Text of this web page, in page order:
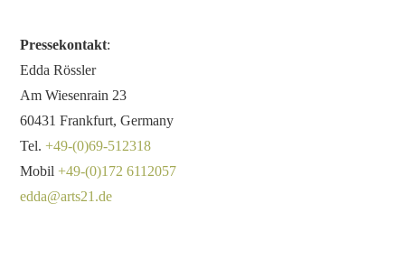
Pressekontakt:
Edda Rössler
Am Wiesenrain 23
60431 Frankfurt, Germany
Tel.+49-(0)69-512318
Mobil+49-(0)172 6112057
edda@arts21.de